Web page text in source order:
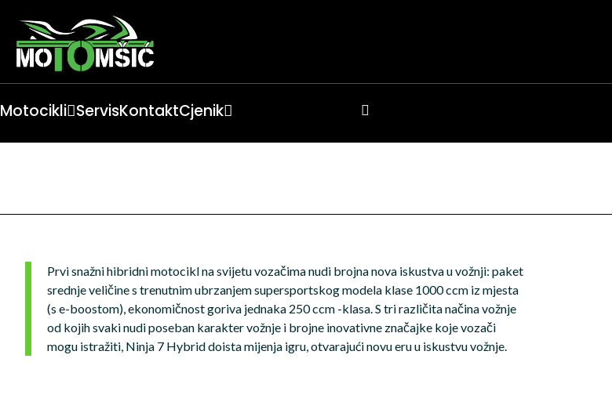
Motocikli ServisKontaktCjenik
Prvi snažni hibridni motocikl na svijetu vozačima nudi brojna nova iskustva u vožnji: paket
srednje veličine s trenutnim ubrzanjem supersportskog modela klase 1000 ccm iz mjesta
(s e-boostom), ekonomičnost goriva jednaka 250 ccm -klasa. S tri različita načina vožnje
od kojih svaki nudi poseban karakter vožnje i brojne inovativne značajke koje vozači
mogu istražiti, Ninja 7 Hybrid doista mijenja igru, otvarajući novu eru u iskustvu vožnje.